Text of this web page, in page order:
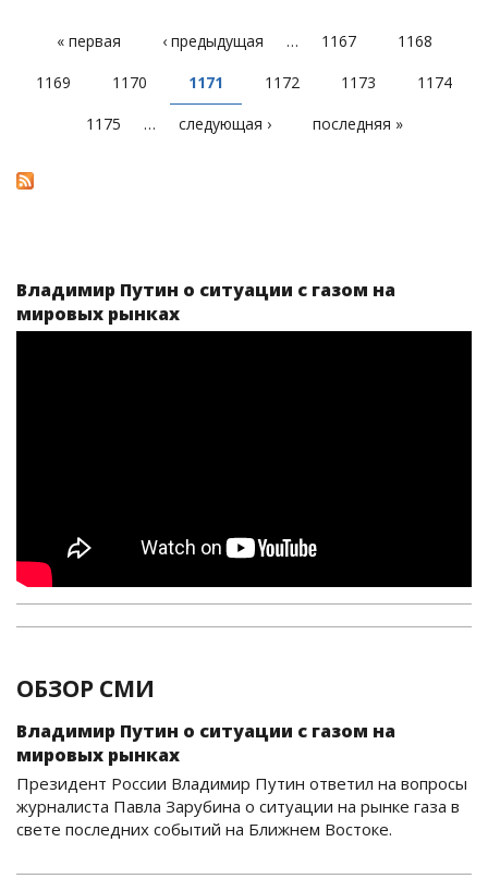
СТРАНИЦЫ
« первая ‹ предыдущая … 1167
1168
1169
1170 1171 1172 1173
1174
1175
… следующая › последняя »
Владимир Путин о ситуации с газом на
мировых рынках
ОБЗОР СМИ
Владимир Путин о ситуации с газом на
мировых рынках
Президент России Владимир Путин ответил на вопросы
журналиста Павла Зарубина о ситуации на рынке газа в
свете последних событий на Ближнем Востоке.